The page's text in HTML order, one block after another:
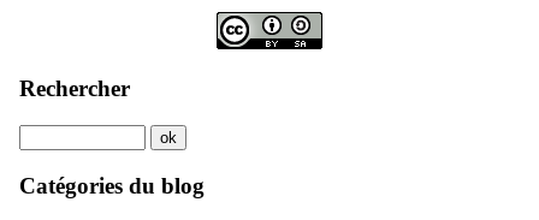
Rechercher
Catégories du blog